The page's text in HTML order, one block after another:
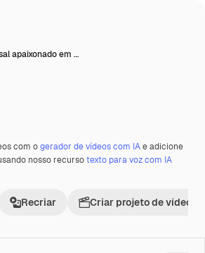
apaixonado em …
com ogerador de vídeos com IAe adicione
nosso recursotexto para voz com IA
Recriar Criar projeto de vídeo